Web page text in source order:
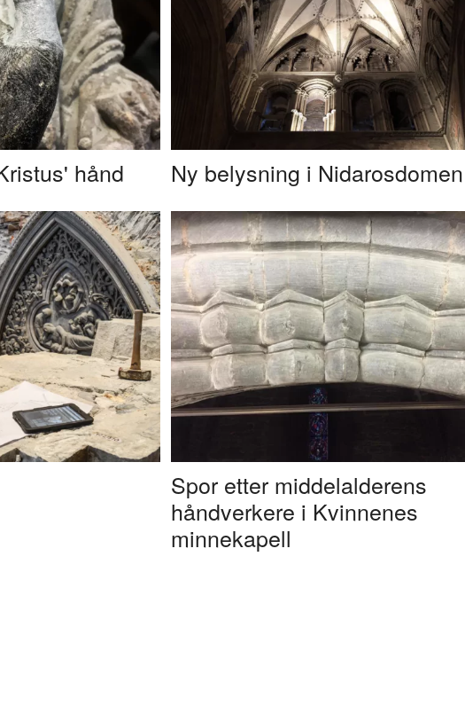
hånd Ny belysning i Nidarosdomen
Spor etter middelalderens
håndverkere i Kvinnenes
minnekapell